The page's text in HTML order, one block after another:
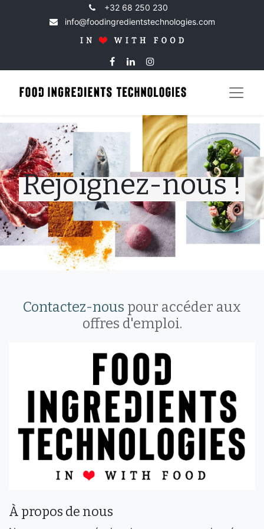
+32 68 250 230
info@foodingredientstechnologies.com
Rejoignez-nous !
Contactez-nous pour accéder aux
offres d'emploi.
À propos de nous